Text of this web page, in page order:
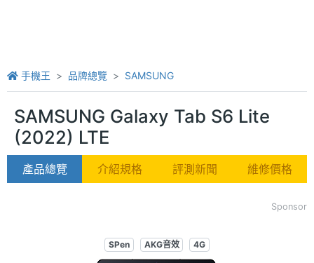
手機王 品牌總覽 SAMSUNG
SAMSUNG Galaxy Tab S6 Lite
(2022) LTE
產品總覽 介紹規格 評測新聞 維修價格
Sponsor
SPen AKG音效 4G